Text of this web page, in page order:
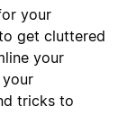
your
get cluttered
your
tricks to